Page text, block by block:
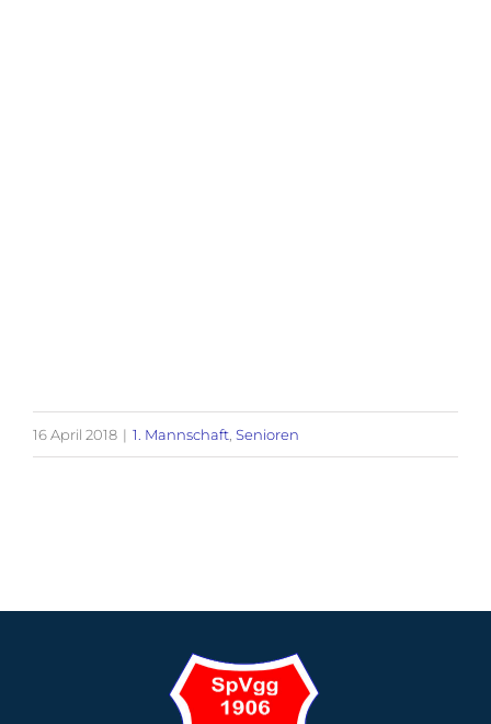
16 April 2018 | 1. Mannschaft Senioren